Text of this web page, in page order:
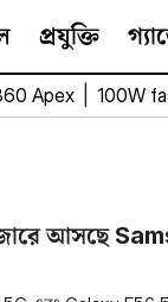
প্রযুক্তি
Apex 100W
আসছে